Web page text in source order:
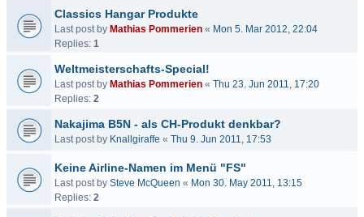
Classics Hangar Produkte
Last post by Mathias Pommerien « Mon 5. Mar 2012, 22:04
Replies: 1
Weltmeisterschafts-Special!
Last post by Mathias Pommerien « Thu 23. Jun 2011, 17:20
Replies: 2
Nakajima B5N - als CH-Produkt denkbar?
Last post by Knallgiraffe « Thu 9. Jun 2011, 17:53
Keine Airline-Namen im Menü "FS"
Last post by Steve McQueen « Mon 30. May 2011, 13:15
Replies: 2